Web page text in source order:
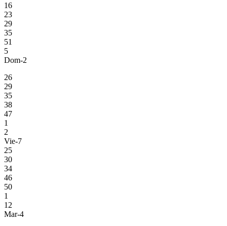
16
23
29
35
51
5
Dom-2
26
29
35
38
47
1
2
Vie-7
25
30
34
46
50
1
12
Mar-4